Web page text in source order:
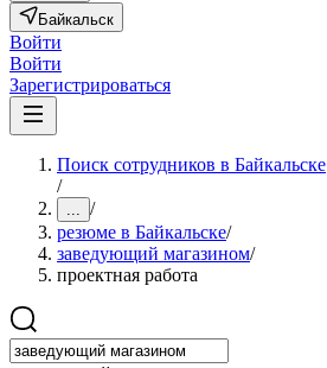
Байкальск
Войти
Войти
Зарегистрироваться
Поиск сотрудников в Байкальске
/
... /
резюме в Байкальске/
заведующий магазином/
проектная работа